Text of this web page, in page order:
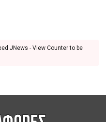
JNews - View Counter to be